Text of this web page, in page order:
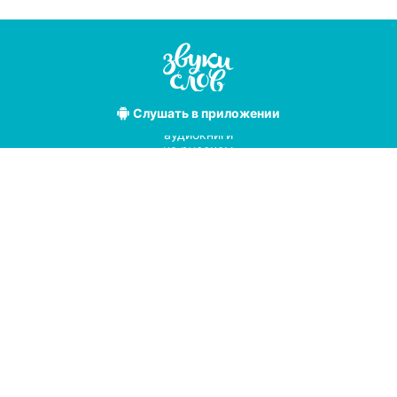
Слушатьв приложении
Лучшие
аудиокниги
на русском